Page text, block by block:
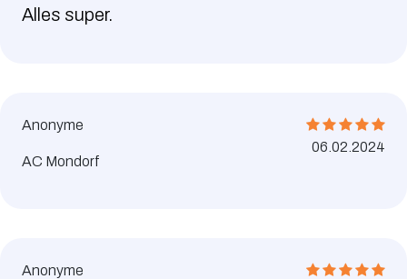
Alles super.
Anonyme
AC Mondorf
06.02.2024
Anonyme